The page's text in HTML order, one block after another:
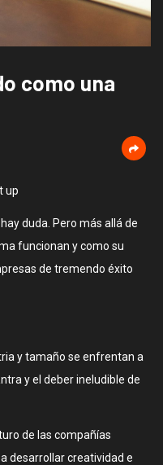
como una
up
duda. Pero más allá de
funcionan y como su
de tremendo éxito
y tamaño se enfrentan a
y el deber ineludible de
de las compañías
desarrollar creatividad e